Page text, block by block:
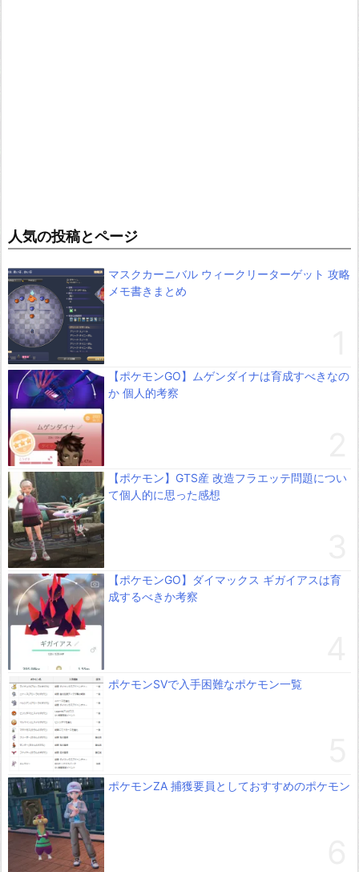
人気の投稿とページ
マスクカーニバル ウィークリーターゲット 攻略
メモ書きまとめ
【ポケモンGO】ムゲンダイナは育成すべきなの
か 個人的考察
【ポケモン】GTS産 改造フラエッテ問題につい
て個人的に思った感想
【ポケモンGO】ダイマックス ギガイアスは育
成するべきか考察
ポケモンSVで入手困難なポケモン一覧
ポケモンZA 捕獲要員としておすすめのポケモン